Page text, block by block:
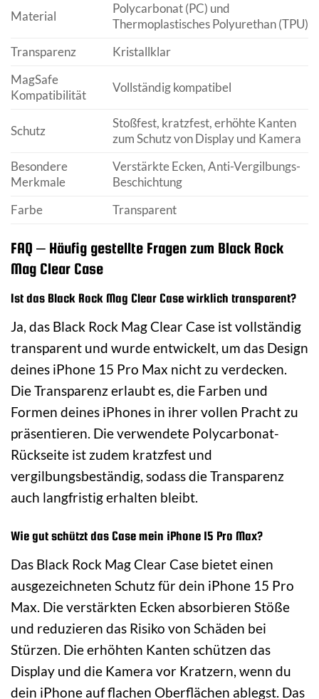
Material
Polycarbonat (PC) und
Thermoplastisches Polyurethan (TPU)
Transparenz
Kristallklar
MagSafe
Kompatibilität
Vollständig kompatibel
Schutz
Stoßfest, kratzfest, erhöhte Kanten
zum Schutz von Display und Kamera
Besondere
Merkmale
Verstärkte Ecken, Anti-Vergilbungs-
Beschichtung
Farbe
Transparent
FAQ – Häufig gestellte Fragen zum Black Rock
Mag Clear Case
Ist das Black Rock Mag Clear Case wirklich transparent?
Ja, das Black Rock Mag Clear Case ist vollständig
transparent und wurde entwickelt, um das Design
deines iPhone 15 Pro Max nicht zu verdecken.
Die Transparenz erlaubt es, die Farben und
Formen deines iPhones in ihrer vollen Pracht zu
präsentieren. Die verwendete Polycarbonat-
Rückseite ist zudem kratzfest und
vergilbungsbeständig, sodass die Transparenz
auch langfristig erhalten bleibt.
Wie gut schützt das Case mein iPhone 15 Pro Max?
Das Black Rock Mag Clear Case bietet einen
ausgezeichneten Schutz für dein iPhone 15 Pro
Max. Die verstärkten Ecken absorbieren Stöße
und reduzieren das Risiko von Schäden bei
Stürzen. Die erhöhten Kanten schützen das
Display und die Kamera vor Kratzern, wenn du
dein iPhone auf flachen Oberflächen ablegst. Das